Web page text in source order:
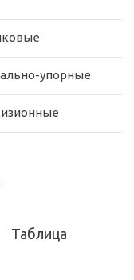
упорные
Таблица